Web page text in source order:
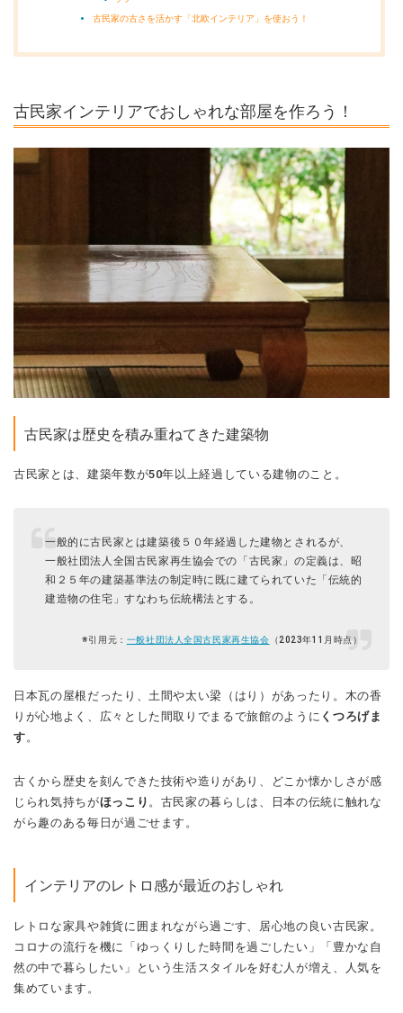
古民家の古さを活かす「北欧インテリア」を使おう！
古民家インテリアでおしゃれな部屋を作ろう！
古民家は歴史を積み重ねてきた建築物
古民家とは、建築年数が50年以上経過している建物のこと。
一般的に古民家とは建築後５０年経過した建物とされるが、
一般社団法人全国古民家再生協会での「古民家」の定義は、昭
和２５年の建築基準法の制定時に既に建てられていた「伝統的
建造物の住宅」すなわち伝統構法とする。
※引用元： 一般社団法人全国古民家再生協会 （2023年11月時点）
日本瓦の屋根だったり、土間や太い梁（はり）があったり。木の香
りが心地よく、広々とした間取りでまるで旅館のように くつろげま
す 。
古くから歴史を刻んできた技術や造りがあり、どこか懐かしさが感
じられ気持ちがほっこり 。古民家の暮らしは、日本の伝統に触れな
がら趣のある毎日が過ごせます。
インテリアのレトロ感が最近のおしゃれ
レトロな家具や雑貨に囲まれながら過ごす、居心地の良い古民家。
コロナの流行を機に「ゆっくりした時間を過ごしたい」「豊かな自
然の中で暮らしたい」という生活スタイルを好む人が増え、人気を
集めています。